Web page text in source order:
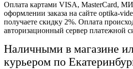
Оплата картами VISA, MasterCard,
оформлении заказа на сайте optika-
получаете скидку 2%. Оплата
авторизационный сервер платежной
Наличными в магазине
курьером по